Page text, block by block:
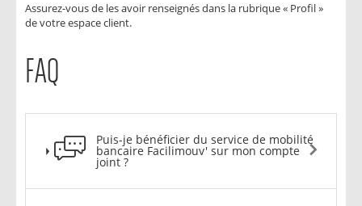
Assurez-vous de les avoir renseignés dans la rubrique « Profil »
de votre espace client.
FAQ
Puis-je bénéficier du service de mobilité
bancaire Facilimouv' sur mon compte
joint ?